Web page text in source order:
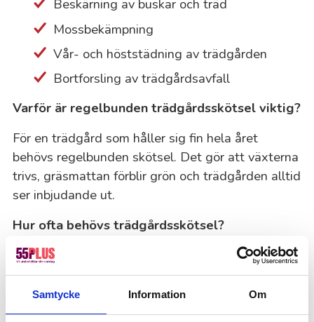
Samtycke Information Om
Beskärning av buskar och träd
Mossbekämpning
Vår- och höststädning av trädgården
Bortforsling av trädgårdsavfall
Varför är regelbunden trädgårdsskötsel viktig?
För en trädgård som håller sig fin hela året
behövs regelbunden skötsel. Det gör att växterna
trivs, gräsmattan förblir grön och trädgården alltid
ser inbjudande ut.
Hur ofta behövs trädgårdsskötsel?
Hur ofta du behöver hjälp beror på din trädgårds
behov och vad du föredrar. För en riktigt välskött
trädgård kan vi komma upp till en gång i veckan,
men oftast räcker två besök i månaden. Behovet